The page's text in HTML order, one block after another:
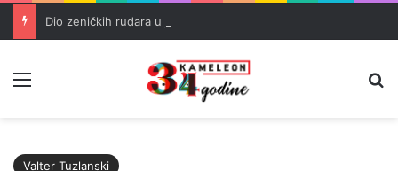
Valter Tuzlanski